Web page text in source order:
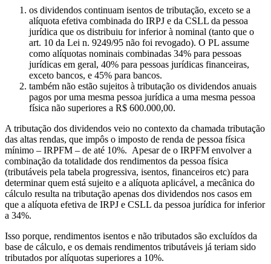
os dividendos continuam isentos de tributação, exceto se a
alíquota efetiva combinada do IRPJ e da CSLL da pessoa
jurídica que os distribuiu for inferior à nominal (tanto que o
art. 10 da Lei n. 9249/95 não foi revogado). O PL assume
como alíquotas nominais combinadas 34% para pessoas
jurídicas em geral, 40% para pessoas jurídicas financeiras,
exceto bancos, e 45% para bancos.
também não estão sujeitos à tributação os dividendos anuais
pagos por uma mesma pessoa jurídica a uma mesma pessoa
física não superiores a R$ 600.000,00.
A tributação dos dividendos veio no contexto da chamada tributação
das altas rendas, que impôs o imposto de renda de pessoa física
mínimo – IRPFM – de até 10%. Apesar de o IRPFM envolver a
combinação da totalidade dos rendimentos da pessoa física
(tributáveis pela tabela progressiva, isentos, financeiros etc) para
determinar quem está sujeito e a alíquota aplicável, a mecânica do
cálculo resulta na tributação apenas dos dividendos nos casos em
que a alíquota efetiva de IRPJ e CSLL da pessoa jurídica for inferior
a 34%.
Isso porque, rendimentos isentos e não tributados são excluídos da
base de cálculo, e os demais rendimentos tributáveis já teriam sido
tributados por alíquotas superiores a 10%.